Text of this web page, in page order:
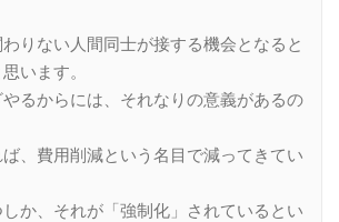
りない人間同士が接する機会となると
います。
るからには、それなりの意義があるの
、費用削減という名目で減ってきてい
か、それが「強制化」されているとい